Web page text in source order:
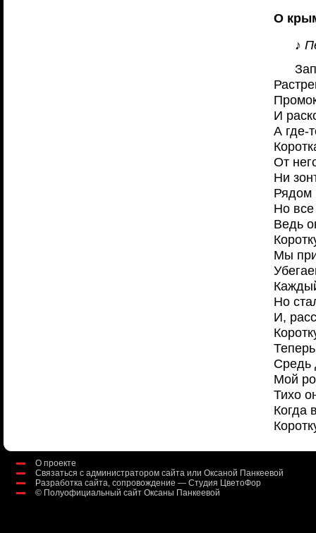
О
♪
И
А где-
От
Ни
Рядом
Но все
Ведь
Мы
Но
И,
Средь
Мой
Тихо
Когда
О проекте
Связаться с администратором сайта или Оксаной Панкеевой
Разработка сайта, сопровождение — Студия ЦветоФор
© Полуофициальный сайт Оксаны Панкеевой